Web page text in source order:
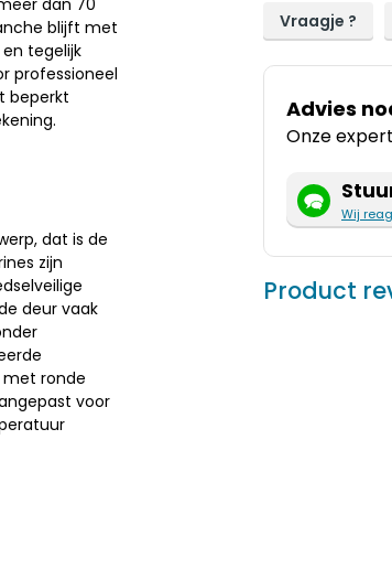
dan 70
blijft met
tegelijk
professioneel
beperkt
dat is de
zijn
deur vaak
met ronde
voor
Vraagje ?
Advies
Onze
Wij
Product